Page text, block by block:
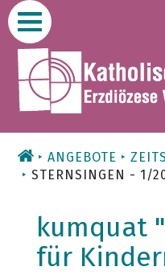
Zum
Inhalt
ANGEBOTE
STERNSINGEN - 1/
kumquat
für